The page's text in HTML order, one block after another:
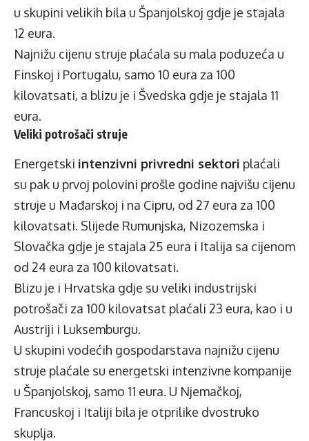
u skupini velikih bila u Španjolskoj gdje je stajala
12 eura.
Najnižu cijenu struje plaćala su mala poduzeća u
Finskoj i Portugalu, samo 10 eura za 100
kilovatsati, a blizu je i Švedska gdje je stajala 11
eura.
Veliki potrošači struje
Energetski intenzivni privredni sektori plaćali
su pak u prvoj polovini prošle godine najvišu cijenu
struje u Mađarskoj i na Cipru, od 27 eura za 100
kilovatsati. Slijede Rumunjska, Nizozemska i
Slovačka gdje je stajala 25 eura i Italija sa cijenom
od 24 eura za 100 kilovatsati.
Blizu je i Hrvatska gdje su veliki industrijski
potrošači za 100 kilovatsat plaćali 23 eura, kao i u
Austriji i Luksemburgu.
U skupini vodećih gospodarstava najnižu cijenu
struje plaćale su energetski intenzivne kompanije
u Španjolskoj, samo 11 eura. U Njemačkoj,
Francuskoj i Italiji bila je otprilike dvostruko
skuplja.